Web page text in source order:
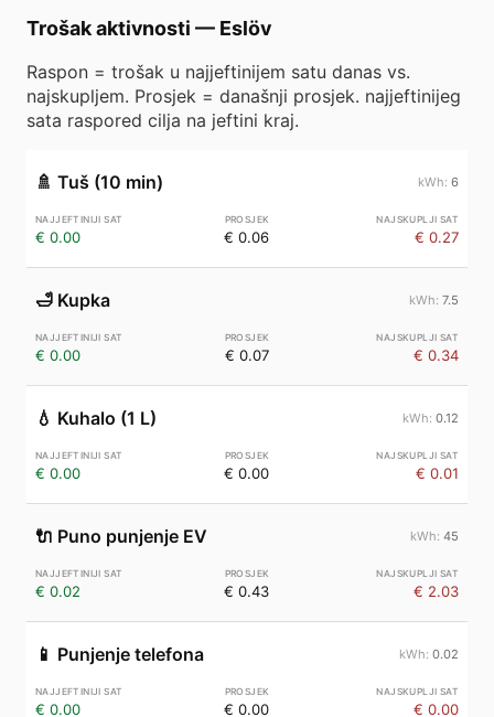
Trošak aktivnosti — Eslöv
Raspon = trošak u najjeftinijem satu danas vs.
najskupljem. Prosjek = današnji prosjek. najjeftinijeg
sata raspored cilja na jeftini kraj.
🚿 Tuš (10 min) 6
€ 0.00 € 0.06 € 0.27
🛁 Kupka 7.5
€ 0.00 € 0.07 € 0.34
💧 Kuhalo (1 L) 0.12
€ 0.00 € 0.00 € 0.01
🔌 Puno punjenje EV 45
€ 0.02 € 0.43 € 2.03
📱 Punjenje telefona 0.02
€ 0.00 € 0.00 € 0.00